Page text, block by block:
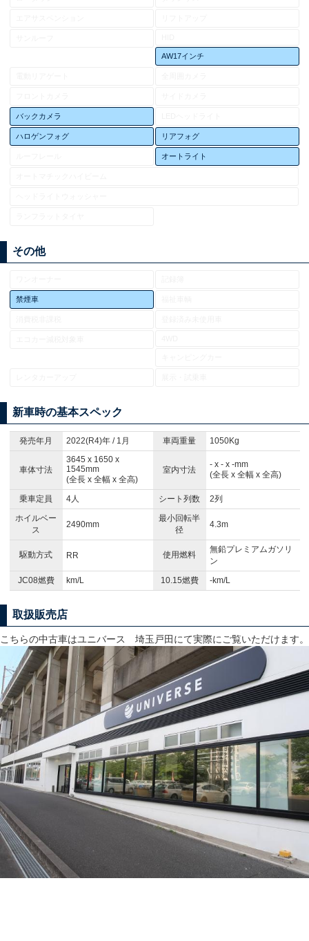
AW17インチ
バックカメラ
ハロゲンフォグ リアフォグ
オートライト
その他
禁煙車
新車時の基本スペック
発売年月 2022(R4)年 / 1月 車両重量 1050Kg
車体寸法
3645 x 1650 x
1545mm
(全長 x 全幅 x 全高)
室内寸法
- x - x -mm
(全長 x 全幅 x 全高)
乗車定員 4人 シート列数
2列
ホイルベー
ス
2490mm
最小回転半
径
4.3m
駆動方式 RR 使用燃料
無鉛プレミアムガソリ
ン
JC08燃費
km/L 10.15燃費 -km/L
取扱販売店
こちらの中古車はユニバース 埼玉戸田にて実際にご覧いただけます。